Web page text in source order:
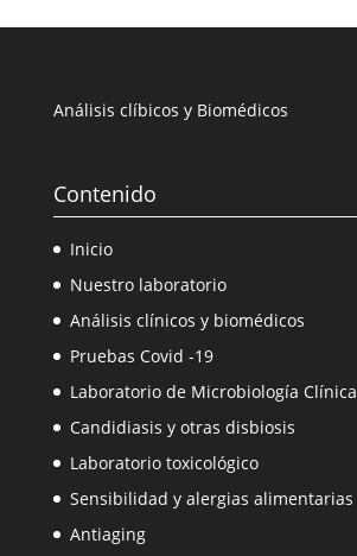
Análisis clíbicos y Biomédicos
Contenido
Inicio
Nuestro laboratorio
Análisis clínicos y biomédicos
Pruebas Covid -19
Laboratorio de Microbiología Clínica
Candidiasis y otras disbiosis
Laboratorio toxicológico
Sensibilidad y alergias alimentarias
Antiaging